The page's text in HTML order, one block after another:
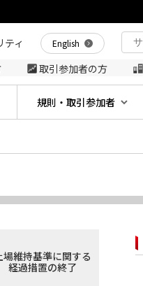
規則・取引参加者
取引参加者の方
ティ English
場維持基準に関する
経過措置の終了